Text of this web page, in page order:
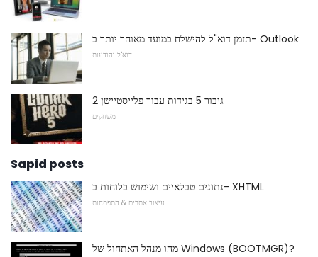
תזמן דוא"ל להישלח במועד מאוחר יותר ב- Outlook
דוא"ל והודעות
גיבור 5 בגידות עבור פלייסטיישן 2
משחקים
Sapid posts
נתונים טבלאיים ושימוש בלוחות ב- XHTML
עיצוב אתרים & התפתחות
מהו מנהל האתחול של Windows (BOOTMGR)?